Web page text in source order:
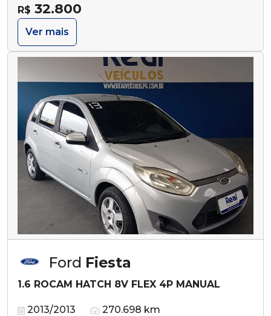
R$ 32.800
Ver mais
Ford Fiesta
1.6 ROCAM HATCH 8V FLEX 4P MANUAL
2013/2013 270.698 km